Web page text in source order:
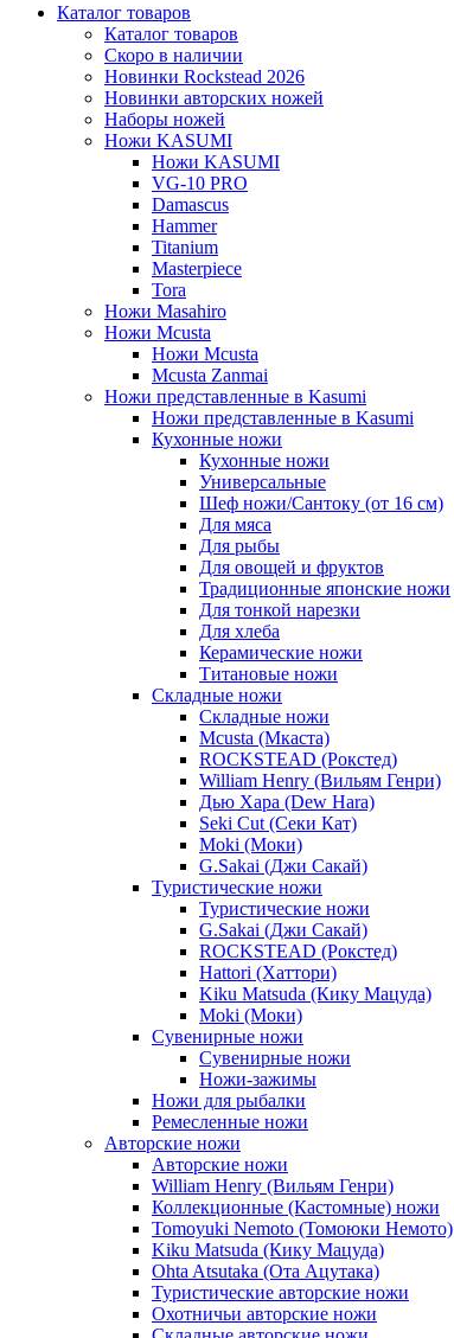
Каталог товаров
Каталог товаров
Скоро в наличии
Новинки Rockstead 2026
Новинки авторских ножей
Наборы ножей
Ножи KASUMI
Ножи KASUMI
VG-10 PRO
Damascus
Hammer
Titanium
Masterpiece
Tora
Ножи Masahiro
Ножи Mcusta
Ножи Mcusta
Mcusta Zanmai
Ножи представленные в Kasumi
Ножи представленные в Kasumi
Кухонные ножи
Кухонные ножи
Универсальные
Шеф ножи/Сантоку (от 16 см)
Для мяса
Для рыбы
Для овощей и фруктов
Традиционные японские ножи
Для тонкой нарезки
Для хлеба
Керамические ножи
Титановые ножи
Складные ножи
Складные ножи
Mcusta (Мкаста)
ROCKSTEAD (Рокстед)
William Henry (Вильям Генри)
Дью Хара (Dew Hara)
Seki Cut (Секи Кат)
Moki (Моки)
G.Sakai (Джи Сакай)
Туристические ножи
Туристические ножи
G.Sakai (Джи Сакай)
ROCKSTEAD (Рокстед)
Hattori (Хаттори)
Kiku Matsuda (Кику Мацуда)
Moki (Моки)
Сувенирные ножи
Сувенирные ножи
Ножи-зажимы
Ножи для рыбалки
Ремесленные ножи
Авторские ножи
Авторские ножи
William Henry (Вильям Генри)
Коллекционные (Кастомные) ножи
Tomoyuki Nemoto (Томоюки Немото)
Kiku Matsuda (Кику Мацуда)
Ohta Atsutaka (Ота Ацутака)
Туристические авторские ножи
Охотничьи авторские ножи